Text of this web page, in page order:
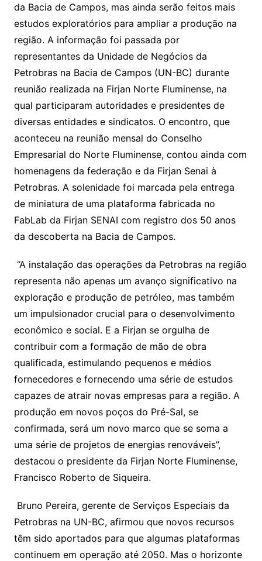
da Bacia de Campos, mas ainda serão feitos mais
estudos exploratórios para ampliar a produção na
região. A informação foi passada por
representantes da Unidade de Negócios da
Petrobras na Bacia de Campos (UN-BC) durante
reunião realizada na Firjan Norte Fluminense, na
qual participaram autoridades e presidentes de
diversas entidades e sindicatos. O encontro, que
aconteceu na reunião mensal do Conselho
Empresarial do Norte Fluminense, contou ainda com
homenagens da federação e da Firjan Senai à
Petrobras. A solenidade foi marcada pela entrega
de miniatura de uma plataforma fabricada no
FabLab da Firjan SENAI com registro dos 50 anos
da descoberta na Bacia de Campos.
“A instalação das operações da Petrobras na região
representa não apenas um avanço significativo na
exploração e produção de petróleo, mas também
um impulsionador crucial para o desenvolvimento
econômico e social. E a Firjan se orgulha de
contribuir com a formação de mão de obra
qualificada, estimulando pequenos e médios
fornecedores e fornecendo uma série de estudos
capazes de atrair novas empresas para a região. A
produção em novos poços do Pré-Sal, se
confirmada, será um novo marco que se soma a
uma série de projetos de energias renováveis”,
destacou o presidente da Firjan Norte Fluminense,
Francisco Roberto de Siqueira.
Bruno Pereira, gerente de Serviços Especiais da
Petrobras na UN-BC, afirmou que novos recursos
têm sido aportados para que algumas plataformas
continuem em operação até 2050. Mas o horizonte